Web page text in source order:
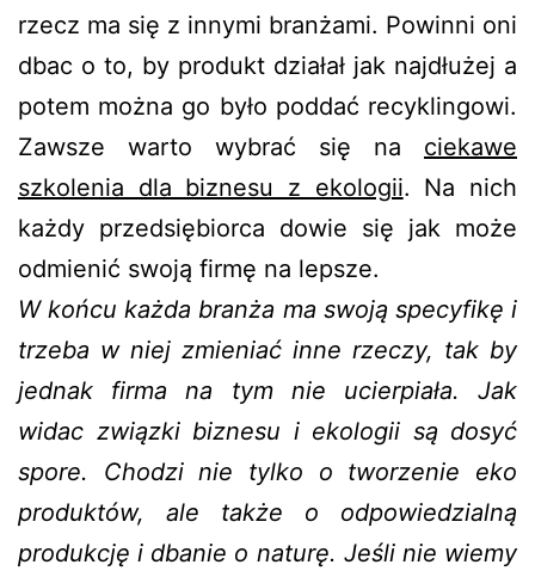
rzecz ma się z innymi branżami. Powinni oni
dbac o to, by produkt działał jak najdłużej a
potem można go było poddać recyklingowi.
Zawsze warto wybrać się na ciekawe
szkolenia dla biznesu z ekologii. Na nich
każdy przedsiębiorca dowie się jak może
odmienić swoją firmę na lepsze.
W końcu każda branża ma swoją specyfikę i
trzeba w niej zmieniać inne rzeczy, tak by
jednak firma na tym nie ucierpiała. Jak
widac związki biznesu i ekologii są dosyć
spore. Chodzi nie tylko o tworzenie eko
produktów, ale także o odpowiedzialną
produkcję i dbanie o naturę. Jeśli nie wiemy